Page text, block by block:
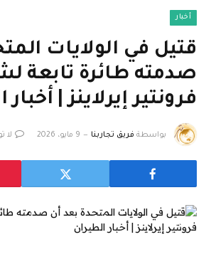
أخبار
قتيل في الولايات
صدمته طائرة تابعة
فرونتير إيرلاينز |
بواسطة فريق تجاربنا 9 مايو، 2026 لا